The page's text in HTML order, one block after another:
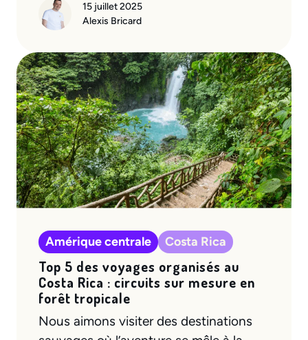
15 juillet 2025
Alexis Bricard
Amérique centrale Costa Rica
Top 5 des voyages organisés au
Costa Rica : circuits sur mesure en
forêt tropicale
Nous aimons visiter des destinations